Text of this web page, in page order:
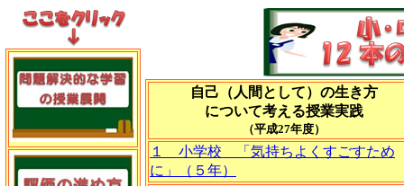
自己（人間として）の生き方
について考える授業実践
（平成27年度）
１ 小学校 「気持ちよくすごすため
に」（５年）